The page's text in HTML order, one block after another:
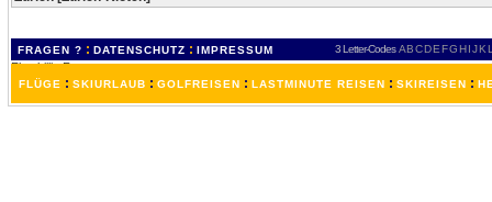
FRAGEN ? : DATENSCHUTZ : IMPRESSUM 3 Letter-Codes ABCDEFGH IJKL
FLÜGE : SKIURLAUB : GOLFREISEN : LASTMINUTE REISEN : SKIREISEN :